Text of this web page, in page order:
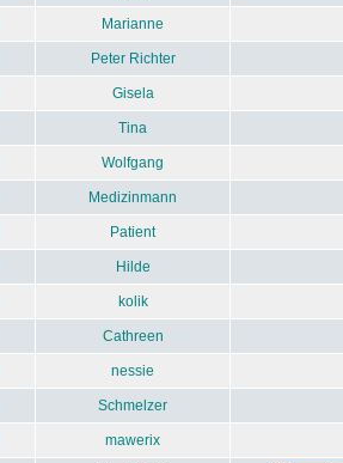
Marianne
Peter Richter
Gisela
Tina
Wolfgang
Medizinmann
Patient
Hilde
kolik
Cathreen
nessie
Schmelzer
mawerix